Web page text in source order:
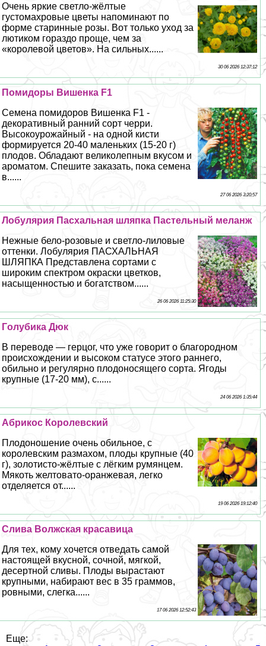
Очень яркие светло-жёлтые
густомахровые цветы напоминают по
форме старинные розы. Вот только уход за
лютиком гораздо проще, чем за
«королевой цветов». На сильных......
30 06 2026 12:37:12
Помидоры Вишенка F1
Семена помидоров Вишенка F1 -
декоративный ранний сорт черри.
Высокоурожайный - на одной кисти
формируется 20-40 маленьких (15-20 г)
плодов. Обладают великолепным вкусом и
ароматом. Спешите заказать, пока семена
в......
27 06 2026 3:20:57
Лобулярия Пасхальная шляпка Пастельный меланж
Нежные бело-розовые и светло-лиловые
оттенки. Лобулярия ПАСХАЛЬНАЯ
ШЛЯПКА Представлена сортами с
широким спектром окраски цветков,
насыщенностью и богатством......
26 06 2026 11:25:30
Гoлyбика Дюк
В переводе — герцог, что уже говорит о благородном
происхождении и высоком статусе этого раннего,
обильно и регулярно плодоносящего сорта. Ягоды
крупные (17-20 мм), с......
24 06 2026 1:35:44
Абрикос Королевский
Плодоношение очень обильное, с
королевским размахом, плоды крупные (40
г), золотисто-жёлтые с лёгким румянцем.
Мякоть желтовато-оранжевая, легко
отделяется от......
19 06 2026 19:12:40
Слива Волжская красавица
Для тех, кому хочется отведать самой
настоящей вкусной, сочной, мягкой,
десертной сливы. Плоды вырастают
крупными, набирают вес в 35 граммов,
ровными, слегка......
17 06 2026 12:52:43
Еще: